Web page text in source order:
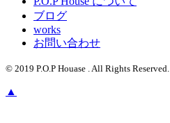
ブログ
works
お問い合わせ
© 2019 P.O.P Houase . All Rights Reserved.
▲